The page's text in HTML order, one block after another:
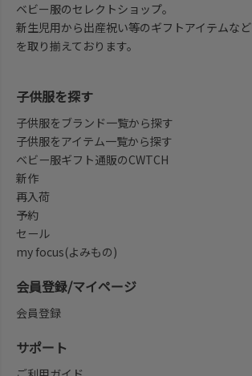
ベビー服のセレクトショップ。
新生児用から出産祝い等のギフトアイテムな
を取り揃えております。
子供服を探す
子供服をブランド一覧から探す
子供服をアイテム一覧から探す
ベビー服ギフト通販のCWTCH
新作
再入荷
予約
セール
my focus(よみもの)
会員登録/マイページ
会員登録
サポート